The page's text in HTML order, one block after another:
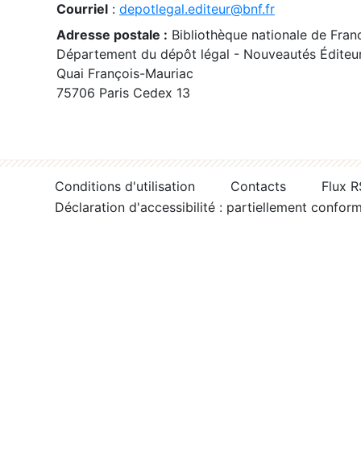
Courriel : depotlegal.editeur@bnf.fr
Adresse postale : Bibliothèque nationale de
Département du dépôt légal - Nouveautés
Quai François-Mauriac
75706 Paris Cedex 13
Conditions d'utilisation Contacts
Flux
Déclaration d'accessibilité : partiellement